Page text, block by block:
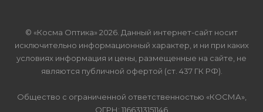
© «Косма Оптика» 2026. Данный интернет-сайт носит
исключительно информационный характер, и ни при каких
условиях информация и цены, размещенные на сайте, не
являются публичной офертой (ст. 437 ГК РФ).
Общество с ограниченной ответственностью «КОСМА»,
ОГРН: 1166313151146